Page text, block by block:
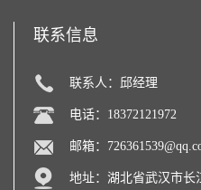
联系信息
联系人：邱经理
电话：18372121972
邮箱：
地址：湖北省武汉市长